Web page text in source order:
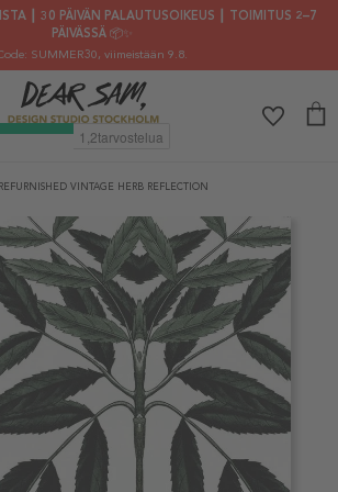
┃ 30 PÄIVÄN PALAUTUSOIKEUS ┃ TOIMITUS 2–7
PÄIVÄSSÄ 📦✨
SUMMER30, viimeistään 9.8.
REFURNISHED VINTAGE HERB REFLECTION